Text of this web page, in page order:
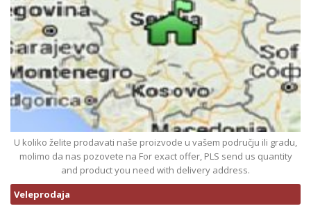
U koliko želite prodavati naše proizvode u vašem području ili gradu,
molimo da nas pozovete na For exact offer, PLS send us quantity
and product you need with delivery address.
Veleprodaja